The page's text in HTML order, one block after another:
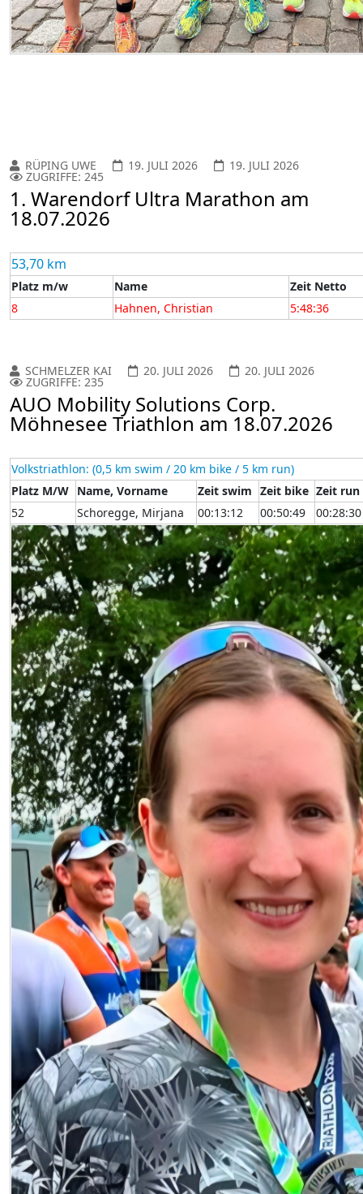
RÜPING UWE 19. JULI 2026 19. JULI 2026
ZUGRIFFE: 245
1. Warendorf Ultra Marathon am
18.07.2026
53,70 km
Platz m/w Name
Zeit Netto
8
Hahnen, Christian 5:48:36
SCHMELZER KAI 20. JULI 2026 20. JULI 2026
ZUGRIFFE: 235
AUO Mobility Solutions Corp.
Möhnesee Triathlon am 18.07.2026
Volkstriathlon: (0,5 km swim / 20 km bike / 5 km run)
Platz M/W Name, Vorname Zeit swim Zeit bike Zeit run
52
Schoregge, Mirjana 00:13:12 00:50:49 00:28:30